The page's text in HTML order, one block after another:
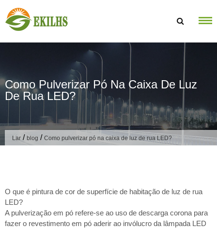
Como Pulverizar Pó Na Caixa De Luz
De Rua LED?
Lar / blog / Como pulverizar pó na caixa de luz de rua LED?
O que é pintura de cor de superfície de habitação de luz de rua
LED?
A pulverização em pó refere-se ao uso de descarga corona para
fazer o revestimento em pó aderir ao invólucro da lâmpada LED